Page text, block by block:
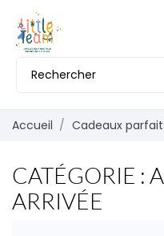
Accueil Cadeaux
CATÉGORIE :
ARRIVÉE